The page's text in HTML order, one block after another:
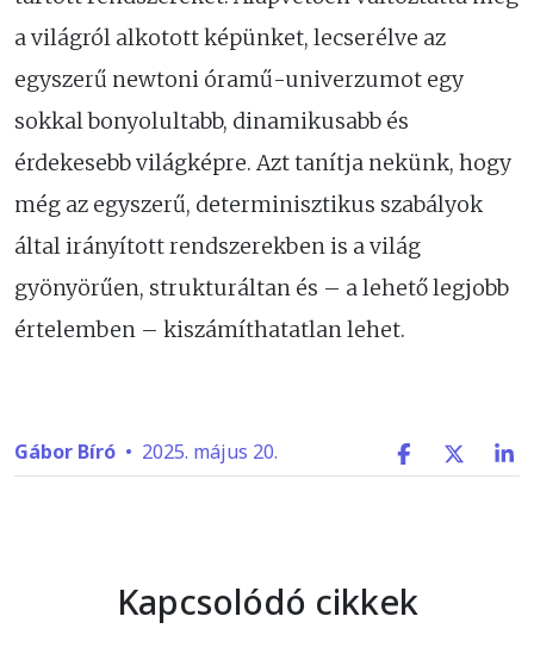
a világról alkotott képünket, lecserélve az
egyszerű newtoni óramű-univerzumot egy
sokkal bonyolultabb, dinamikusabb és
érdekesebb világképre. Azt tanítja nekünk, hogy
még az egyszerű, determinisztikus szabályok
által irányított rendszerekben is a világ
gyönyörűen, strukturáltan és – a lehető legjobb
értelemben – kiszámíthatatlan lehet.
Gábor Bíró • 2025. május 20.
Kapcsolódó cikkek